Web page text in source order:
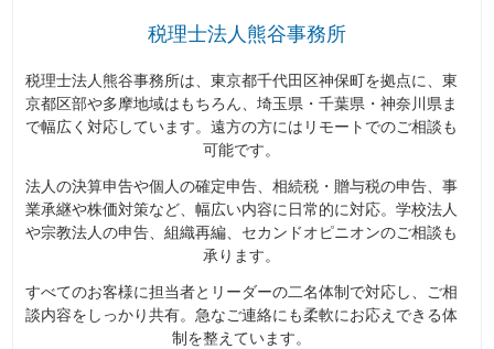
税理士法人熊谷事務所
税理士法人熊谷事務所は、東京都千代田区神保町を拠点に、東
京都区部や多摩地域はもちろん、埼玉県・千葉県・神奈川県ま
で幅広く対応しています。遠方の方にはリモートでのご相談も
可能です。
法人の決算申告や個人の確定申告、相続税・贈与税の申告、事
業承継や株価対策など、幅広い内容に日常的に対応。学校法人
や宗教法人の申告、組織再編、セカンドオピニオンのご相談も
承ります。
すべてのお客様に担当者とリーダーの二名体制で対応し、ご相
談内容をしっかり共有。急なご連絡にも柔軟にお応えできる体
制を整えています。